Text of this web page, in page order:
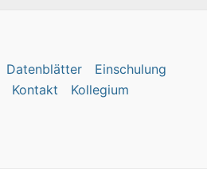
Datenblätter
Einschulung
Kontakt
Kollegium